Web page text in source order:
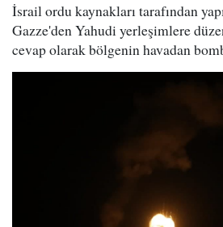
İsrail ordu kaynakları tarafından
Gazze'den Yahudi yerleşimlere
cevap olarak bölgenin havadan